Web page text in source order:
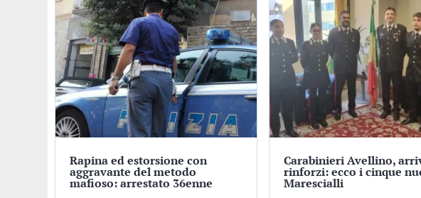
Rapina ed estorsione con
aggravante del metodo
mafioso: arrestato 36enne
Carabinieri Avellino,
rinforzi: ecco i cinque
Marescialli